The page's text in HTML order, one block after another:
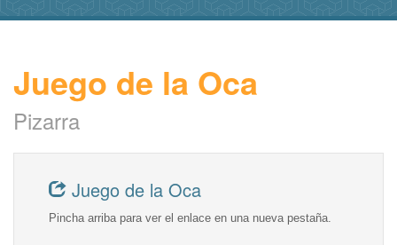
Juego de la Oca
Pizarra
Juego de la Oca
Pincha arriba para ver el enlace en una nueva pestaña.